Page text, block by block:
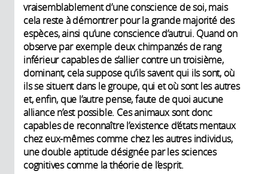
vraisemblablement d’une conscience de soi, mais
cela reste à démontrer pour la grande majorité des
espèces, ainsi qu’une conscience d’autrui. Quand on
observe par exemple deux chimpanzés de rang
inférieur capables de s’allier contre un troisième,
dominant, cela suppose qu’ils savent qui ils sont, où
ils se situent dans le groupe, qui et où sont les autres
et, enfin, que l’autre pense, faute de quoi aucune
alliance n’est possible. Ces animaux sont donc
capables de reconnaître l’existence d’états mentaux
chez eux-mêmes comme chez les autres individus,
une double aptitude désignée par les sciences
cognitives comme la théorie de l’esprit.